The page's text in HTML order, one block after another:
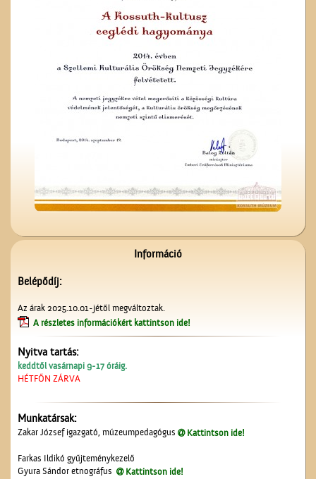
A Czeglédi Hengermalom
Rt. épülete
udvarán
Sonneberegi játékok
tegnap és ma...
A Mizsei úti vendéglő
Információ
Belépődíj:
Az árak 2025.10.01-jétől megváltoztak.
A részletes információkért kattintson ide!
Nyitva tartás:
keddtől vasárnapi 9-17 óráig.
HÉTFŐN ZÁRVA
Munkatársak:
Zakar József igazgató, múzeumpedagógus Kattintson ide!
Farkas Ildikó gyűjteménykezelő
Gyura Sándor etnográfus
Kattintson ide!